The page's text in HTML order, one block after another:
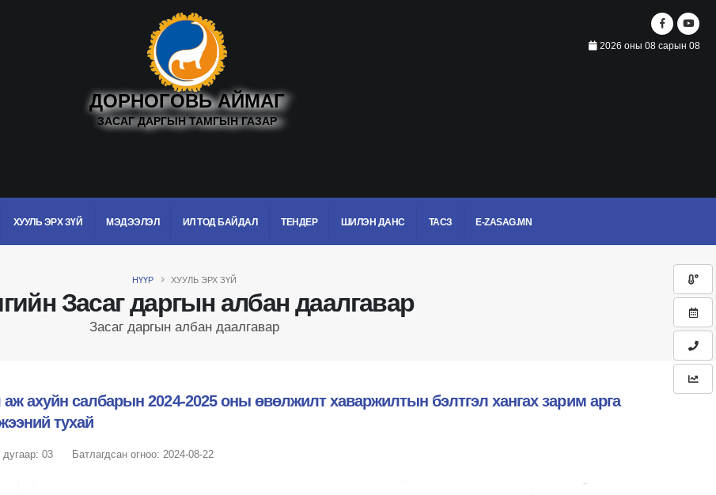
2026 оны 08 сарын 08
ДОРНОГОВЬ АЙМАГ
ЗАСАГ ДАРГЫН ТАМГЫН ГАЗАР
ХУУЛЬ ЭРХ ЗҮЙ МЭДЭЭЛЭЛ ИЛ ТОД БАЙДАЛ ТЕНДЕР ШИЛЭН ДАНС ТАСЗ E-ZASAG.MN
Засаг даргын албан даалгавар
Засаг даргын албан даалгавар
НҮҮР ХУУЛЬ ЭРХ ЗҮЙ
ахуйн салбарын 2024-2025 оны өвөлжилт хаваржилтын бэлтгэл хангах зарим арга
тухай
03 Батлагдсан огноо: 2024-08-22